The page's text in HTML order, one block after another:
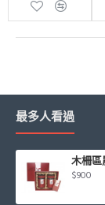
最多人看過
$900